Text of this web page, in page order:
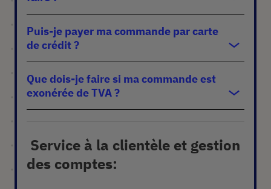
Puis-je payer ma commande par carte
de crédit ?
Que dois-je faire si ma commande est
exonérée de TVA ?
Service à la clientèle et gestion
des comptes: